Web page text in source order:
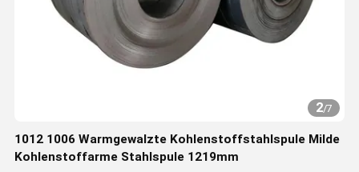
2/7
1012 1006 Warmgewalzte Kohlenstoffstahlspule Milde
Kohlenstoffarme Stahlspule 1219mm